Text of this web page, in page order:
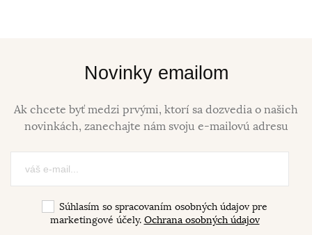
Novinky emailom
Ak chcete byť medzi prvými, ktorí sa dozvedia o našich
novinkách, zanechajte nám svoju e-mailovú adresu
Súhlasím so spracovaním osobných údajov pre
marketingové účely. Ochrana osobných údajov